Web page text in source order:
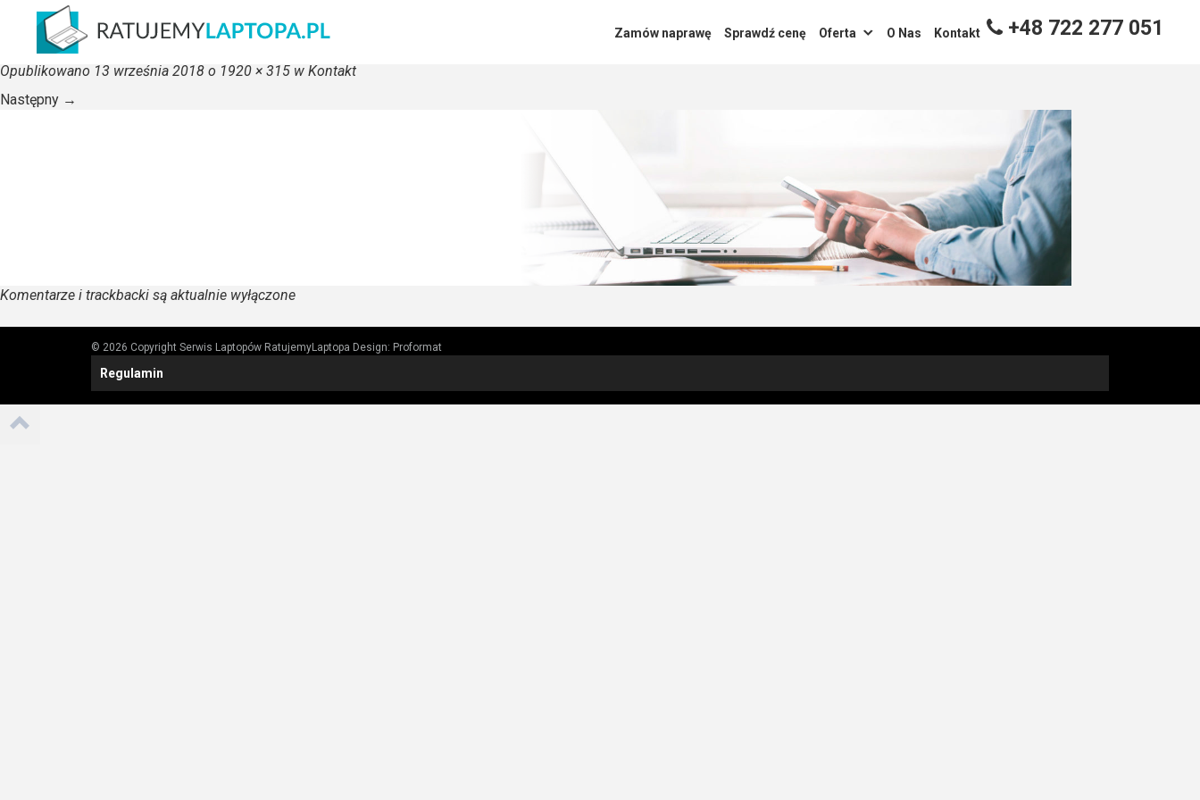
+48 722 277 051
Zamów naprawę Sprawdź cenę Oferta O Nas Kontakt
kontakt
Opublikowano 13 września 2018 o 1920 × 315 w Kontakt
Następny →
Komentarze i trackbacki są aktualnie wyłączone
© 2026 Copyright Serwis Laptopów RatujemyLaptopa Design: Proformat
Regulamin